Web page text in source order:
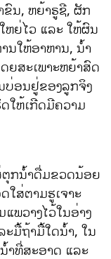
ຂົນ, ຫຍ້າຣູຊີ, ຜັກ
ຫຍ່ໄວ ແລະ ໃຫ້ຜົນ
ນໃຫ້ອາຫານ, ນໍ້າ
ຍສະເພາະຫຍ້າສົດ
ບ່ອນຢູ່ຂອງລູກຈິງ
ໃຫ້ເກີດມີຄວາມ
ກນໍ້າດື່ມຂວດນ້ອຍ
ໃສ່ຕາມຮູເຈາະ
ພວາງໄວ້ໃນອ່າງ
ະມື້ຖ້າມື້ໃດນໍ້າ, ໃນ
າທີ່ສະອາດ ແລະ